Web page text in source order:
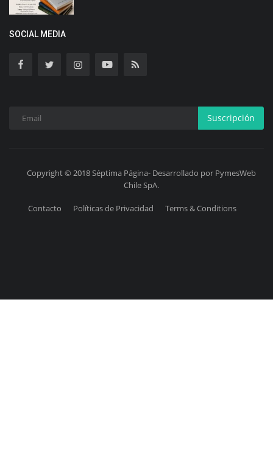
SOCIAL MEDIA
Suscripción
Copyright © 2018 Séptima Página- Desarrollado por PymesWeb
Chile SpA.
Contacto Políticas de Privacidad Terms & Conditions